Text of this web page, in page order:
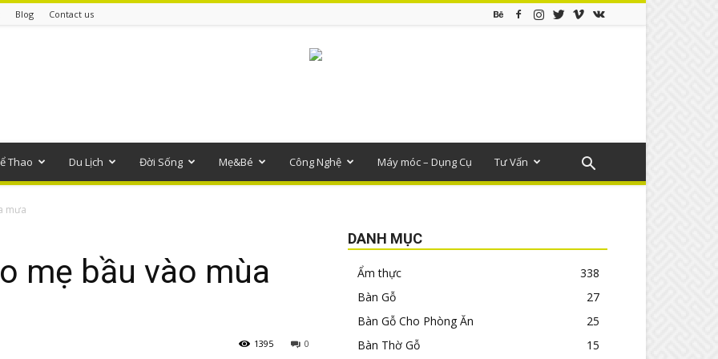
Blog Contact us
Thao Du Lịch Đời Sống Mẹ&Bé Công Nghệ Máy móc – Dụng Cụ Tư Vấn
mưa
mẹ bầu vào mùa
0
1395
DANH MỤC
Ẩm thực
338
Bàn Gỗ
27
Bàn Gỗ Cho Phòng Ăn
25
Bàn Thờ Gỗ
15